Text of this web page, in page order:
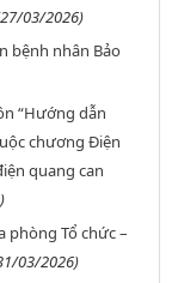
03/2026)
bệnh nhân Bảo
“Hướng dẫn
chương Điện
quang can
phòng Tổ chức –
03/2026)